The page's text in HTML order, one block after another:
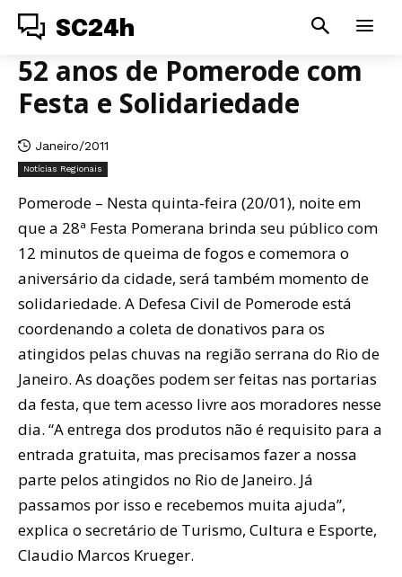
SC24h
52 anos de Pomerode com
Festa e Solidariedade
Janeiro/2011
Notícias Regionais
Pomerode – Nesta quinta-feira (20/01), noite em
que a 28ª Festa Pomerana brinda seu público com
12 minutos de queima de fogos e comemora o
aniversário da cidade, será também momento de
solidariedade. A Defesa Civil de Pomerode está
coordenando a coleta de donativos para os
atingidos pelas chuvas na região serrana do Rio de
Janeiro. As doações podem ser feitas nas portarias
da festa, que tem acesso livre aos moradores nesse
dia. “A entrega dos produtos não é requisito para a
entrada gratuita, mas precisamos fazer a nossa
parte pelos atingidos no Rio de Janeiro. Já
passamos por isso e recebemos muita ajuda”,
explica o secretário de Turismo, Cultura e Esporte,
Claudio Marcos Krueger.